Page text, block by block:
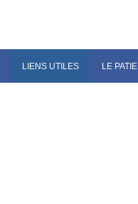
LIENS UTILES LE